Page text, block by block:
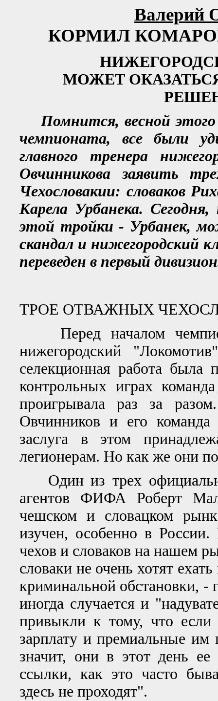
КОРМИЛ
МОЖЕТ
Помнится, весной этого
чемпионата, все были
главного тренера
Овчинникова заявить
Чехословакии: словаков
Карела Урбанека.
этой тройки - Урбанек,
скандал и
переведен в первый
ТРОЕ ОТВАЖНЫХ
Перед началом
нижегородский
селекционная работа
контрольных играх
проигрывала раз за
Овчинников и его
заслуга в этом
легионерам. Но как же они
Один из трех
агентов ФИФА Роберт
чешском и словацком
изучен, особенно в
чехов и словаков на нашем
словаки не очень хотят
криминальной обстановки, -
иногда случается и
привыкли к тому, что если
зарплату и премиальные им
значит, они в этот день
ссылки, как это часто
здесь не проходят".